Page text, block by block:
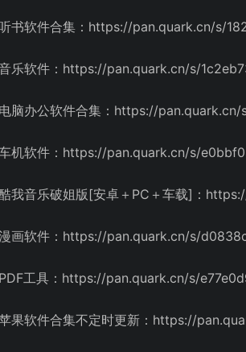
书软件合集：https://pan.quark.cn/s/
乐软件：https://pan.quark.cn/s/
脑办公软件合集：https://
机软件：https://pan.quark.cn/s/
我音乐破姐版[安卓＋PC＋车载]：
画软件：https://pan.quark.cn/s/
工具：https://pan.quark.cn/s/
果软件合集不定时更新：https://